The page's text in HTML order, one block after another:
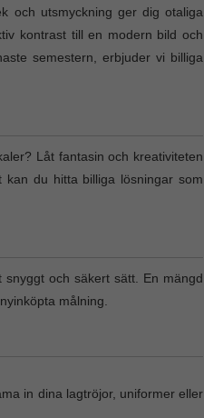
och utsmyckning ger dig otaliga
kontrast till en modern bild och
semestern, erbjuder vi billiga
Låt fantasin och kreativiteten
du hitta billiga lösningar som
och säkert sätt. En mängd
målning.
in dina lagtröjor, uniformer eller